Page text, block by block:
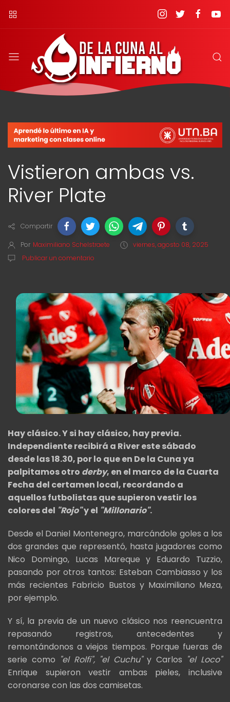
Vistieron ambas vs.
River Plate
Compartir
Por Maximiliano Schelstraete
viernes, agosto 08, 2025
Publicar un comentario
Hay clásico. Y si hay clásico, hay previa.
Independiente recibirá a River este sábado
desde las 18.30, por lo que en De la Cuna ya
palpitamos otro derby, en el marco de la Cuarta
Fecha del certamen local, recordando a
aquellos futbolistas que supieron vestir los
colores del "Rojo"y el "Millonario".
Desde el Daniel Montenegro, marcándole goles a los
dos grandes que representó, hasta jugadores como
Nico Domingo, Lucas Mareque y Eduardo Tuzzio,
pasando por otros tantos: Esteban Cambiasso y los
más recientes Fabricio Bustos y Maximiliano Meza,
por ejemplo.
Y sí, la previa de un nuevo clásico nos reencuentra
repasando registros, antecedentes y
remontándonos a viejos tiempos. Porque fueras de
serie como "el Rolfi", "el Cuchu"y Carlos "el Loco"
Enrique supieron vestir ambas pieles, inclusive
coronarse con las dos camisetas.